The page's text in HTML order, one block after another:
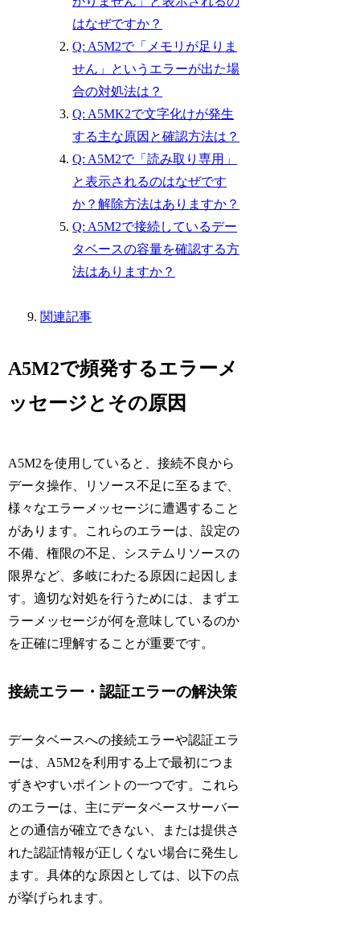
はなぜですか？
Q: A5M2で「メモリが足りま
せん」というエラーが出た場
合の対処法は？
Q: A5MK2で文字化けが発生
する主な原因と確認方法は？
Q: A5M2で「読み取り専用」
と表示されるのはなぜです
か？解除方法はありますか？
Q: A5M2で接続しているデー
タベースの容量を確認する方
法はありますか？
関連記事
A5M2で頻発するエラーメ
ッセージとその原因
A5M2を使用していると、接続不良から
データ操作、リソース不足に至るまで、
様々なエラーメッセージに遭遇すること
があります。これらのエラーは、設定の
不備、権限の不足、システムリソースの
限界など、多岐にわたる原因に起因しま
す。適切な対処を行うためには、まずエ
ラーメッセージが何を意味しているのか
を正確に理解することが重要です。
接続エラー・認証エラーの解決策
データベースへの接続エラーや認証エラ
ーは、A5M2を利用する上で最初につま
ずきやすいポイントの一つです。これら
のエラーは、主にデータベースサーバー
との通信が確立できない、または提供さ
れた認証情報が正しくない場合に発生し
ます。具体的な原因としては、以下の点
が挙げられます。